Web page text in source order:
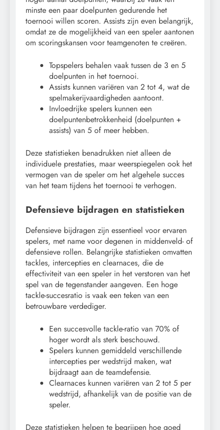
minste een paar doelpunten gedurende het
toernooi willen scoren. Assists zijn even belangrijk,
omdat ze de mogelijkheid van een speler aantonen
om scoringskansen voor teamgenoten te creëren.
Topspelers behalen vaak tussen de 3 en 5
doelpunten in het toernooi.
Assists kunnen variëren van 2 tot 4, wat de
spelmakerijvaardigheden aantoont.
Invloedrijke spelers kunnen een
doelpuntenbetrokkenheid (doelpunten +
assists) van 5 of meer hebben.
Deze statistieken benadrukken niet alleen de
individuele prestaties, maar weerspiegelen ook het
vermogen van de speler om het algehele succes
van het team tijdens het toernooi te verhogen.
Defensieve bijdragen en statistieken
Defensieve bijdragen zijn essentieel voor ervaren
spelers, met name voor degenen in middenveld- of
defensieve rollen. Belangrijke statistieken omvatten
tackles, intercepties en clearnaces, die de
effectiviteit van een speler in het verstoren van het
spel van de tegenstander aangeven. Een hoge
tackle-succesratio is vaak een teken van een
betrouwbare verdediger.
Een succesvolle tackle-ratio van 70% of
hoger wordt als sterk beschouwd.
Spelers kunnen gemiddeld verschillende
intercepties per wedstrijd maken, wat
bijdraagt aan de teamdefensie.
Clearnaces kunnen variëren van 2 tot 5 per
wedstrijd, afhankelijk van de positie van de
speler.
Deze statistieken helpen te begrijpen hoe goed